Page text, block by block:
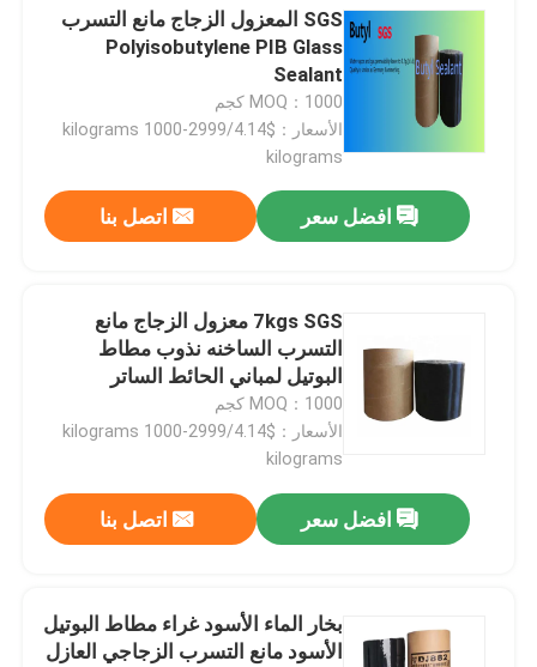
SGS المعزول الزجاج مانع التسرب
Polyisobutylene PIB Glass
Sealant
MOQ：1000 كجم
الأسعار：$4.14/kilograms 1000-2999
kilograms
افضل سعر اتصل بنا
7kgs SGS معزول الزجاج مانع
التسرب الساخنه نذوب مطاط
البوتيل لمباني الحائط الساتر
MOQ：1000 كجم
الأسعار：$4.14/kilograms 1000-2999
kilograms
افضل سعر اتصل بنا
بخار الماء الأسود غراء مطاط البوتيل
الأسود مانع التسرب الزجاجي العازل